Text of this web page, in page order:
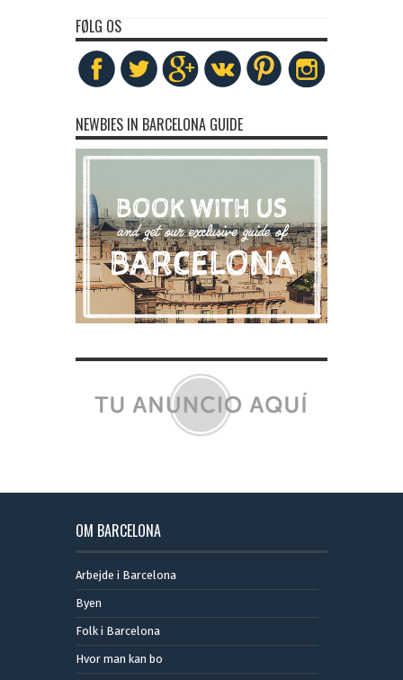
FØLG OS
NEWBIES IN BARCELONA GUIDE
OM BARCELONA
Arbejde i Barcelona
Byen
Folk i Barcelona
Hvor man kan bo